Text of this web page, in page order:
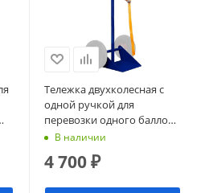
Тележка двухколесная с
одной ручкой для
перевозки одного баллона
с фиксацией ремнем ГБР 1
В наличии
4 700₽